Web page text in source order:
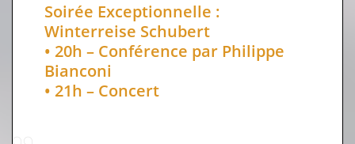
Soirée Exceptionnelle :
Winterreise Schubert
• 20h – Conférence par Philippe
Bianconi
• 21h – Concert